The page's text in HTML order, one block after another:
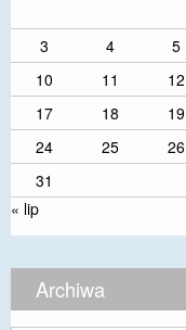
3
4 5
10
11 12
17
18 19
24
25 26
31
« lip
Archiwa